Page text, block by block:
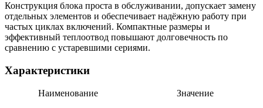
Конструкция блока проста в обслуживании, допускает замену
отдельных элементов и обеспечивает надёжную работу при
частых циклах включений. Компактные размеры и
эффективный теплоотвод повышают долговечность по
сравнению с устаревшими сериями.
Характеристики
Наименование Значение